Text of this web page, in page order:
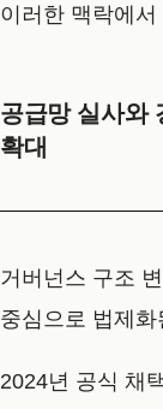
이러한 맥락에
공급망 실사와
확대
거버넌스 구조
중심으로 법제
2024년 공식 채